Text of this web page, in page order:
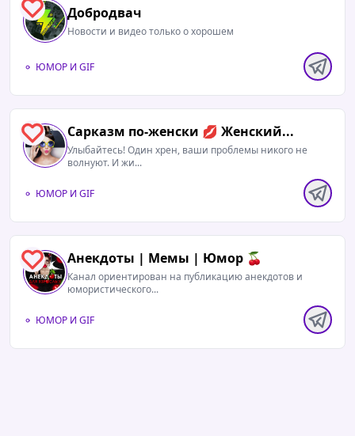
1 Добродвач
Новости и видео только о хорошем
ЮМОР И GIF
0 Сарказм по-женски 💋 Женский...
Улыбайтесь! Один хрен, ваши проблемы никого не
волнуют. И жи...
ЮМОР И GIF
1 Анекдоты | Мемы | Юмор 🍒
Канал ориентирован на публикацию анекдотов и
юмористического...
ЮМОР И GIF